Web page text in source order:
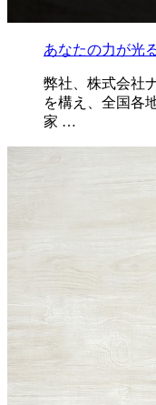
あなたの力が光
弊社、株式会社
を構え、全国各
家 …